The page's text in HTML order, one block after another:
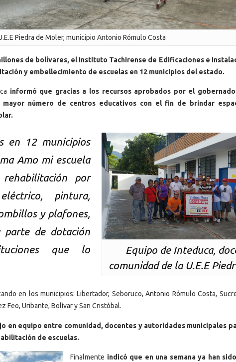
Piedra de Moler, municipio Antonio Rómulo Costa
de bolívares, el Instituto Tachirense de Edificaciones e
y embellecimiento de escuelas en 12 municipios del estado.
informó que gracias a los recursos aprobados por el
número de centros educativos con el fin de brindar
Equipo de Inteduca,
comunidad de la U.E.E
en 12 municipios
Amo mi escuela
por
pintura,
y plafones,
de dotación
que lo
en los municipios: Libertador, Seboruco, Antonio Rómulo Costa,
Feo, Uribante, Bolívar y San Cristóbal.
en equipo entre comunidad, docentes y autoridades municipales
de escuelas.
Finalmente indicó que en una semana ya han